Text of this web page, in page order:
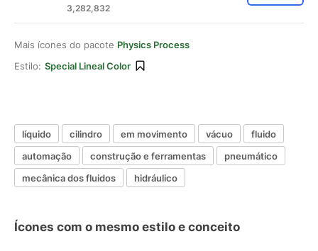
3,282,832
Mais ícones do pacote Physics Process
Estilo: Special Lineal Color
líquido cilindro em movimento vácuo
fluido
automação
construção e ferramentas
pneumático
mecânica dos fluidos
hidráulico
Ícones com o mesmo estilo e conceito